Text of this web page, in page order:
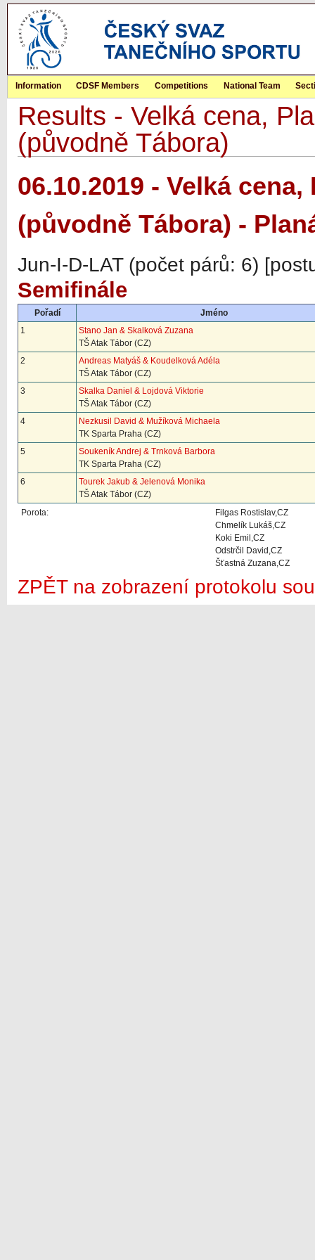
Information CDSF Members Competitions National Team
Results - Velká cena,
(původně Tábora)
06.10.2019 - Velká
(původně Tábora) -
Jun-I-D-LAT (počet párů: 6)
Semifinále
Pořadí
Jméno
1
Stano Jan & Skalková Zuzana
TŠ Atak Tábor (CZ)
2
Andreas Matyáš & Koudelková Adéla
TŠ Atak Tábor (CZ)
3
Skalka Daniel & Lojdová Viktorie
TŠ Atak Tábor (CZ)
4
Nezkusil David & Mužíková Michaela
TK Sparta Praha (CZ)
5
Soukeník Andrej & Trnková Barbora
TK Sparta Praha (CZ)
6
Tourek Jakub & Jelenová Monika
TŠ Atak Tábor (CZ)
Porota:
Filgas Rostislav,CZ
Chmelík Lukáš,CZ
Koki Emil,CZ
Odstrčil David,CZ
Šťastná Zuzana,CZ
ZPĚT na zobrazení protokolu